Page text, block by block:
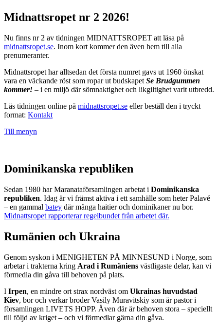
Midnattsropet nr 2 2026!
Nu finns nr 2 av tidningen MIDNATTSROPET att läsa på
midnattsropet.se. Inom kort kommer den även hem till alla
prenumeranter.
Midnattsropet har alltsedan det första numret gavs ut 1960 önskat
vara en väckande röst som ropar ut budskapet Se Brudgummen
kommer! – i en miljö där sömnaktighet och likgiltighet varit utbredd.
Läs tidningen online på midnattsropet.se eller beställ den i tryckt
format: Kontakt
Till menyn
Dominikanska republiken
Sedan 1980 har Maranataförsamlingen arbetat i Dominikanska
republiken. Idag är vi främst aktiva i ett samhälle som heter Palavé
– en gammal batey där många haitier och dominikaner nu bor.
Midnattsropet rapporterar regelbundet från arbetet där.
Rumänien och Ukraina
Genom syskon i MENIGHETEN PÅ MINNESUND i Norge, som
arbetar i trakterna kring Arad i Rumäniens västligaste delar, kan vi
förmedla din gåva till behoven på plats.
I Irpen, en mindre ort strax nordväst om Ukrainas huvudstad
Kiev, bor och verkar broder Vasily Muravitskiy som är pastor i
församlingen LIVETS HOPP. Även där är behoven stora – speciellt
till följd av kriget – och vi förmedlar gärna din gåva.